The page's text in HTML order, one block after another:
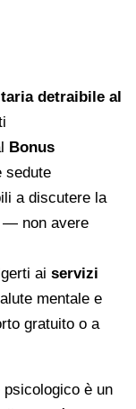
detraibile al
Bonus
sedute
a discutere la
— non avere
ai servizi
mentale e
gratuito o a
è un